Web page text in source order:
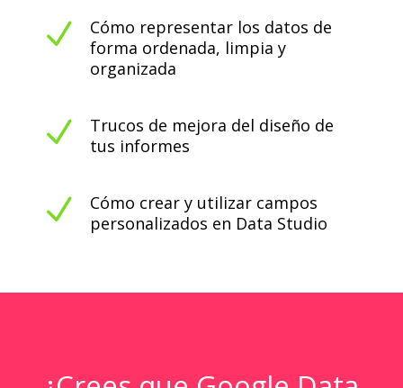
N
Cómo representar los datos de
forma ordenada, limpia y
organizada
N
Trucos de mejora del diseño de
tus informes
N
Cómo crear y utilizar campos
personalizados en Data Studio